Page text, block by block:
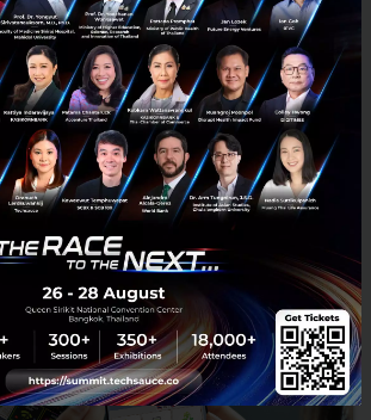
WiFi
านใหม่กับความเร็ว 1 Gbps พร้อมเราเตอร์ Nokia
Techsauce Team
Nokia Mesh WiFi